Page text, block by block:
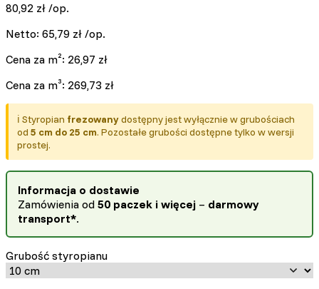
80,92 zł /op.
Netto: 65,79 zł /op.
Cena za m²: 26,97 zł
Cena za m³: 269,73 zł
ℹ️ Styropian frezowanydostępny jest wyłącznie w grubościach
od 5 cm do 25 cm. Pozostałe grubości dostępne tylko w wersji
prostej.
Informacja o dostawie
Zamówienia od 50 paczek i więcej – darmowy
transport*.
Grubość styropianu